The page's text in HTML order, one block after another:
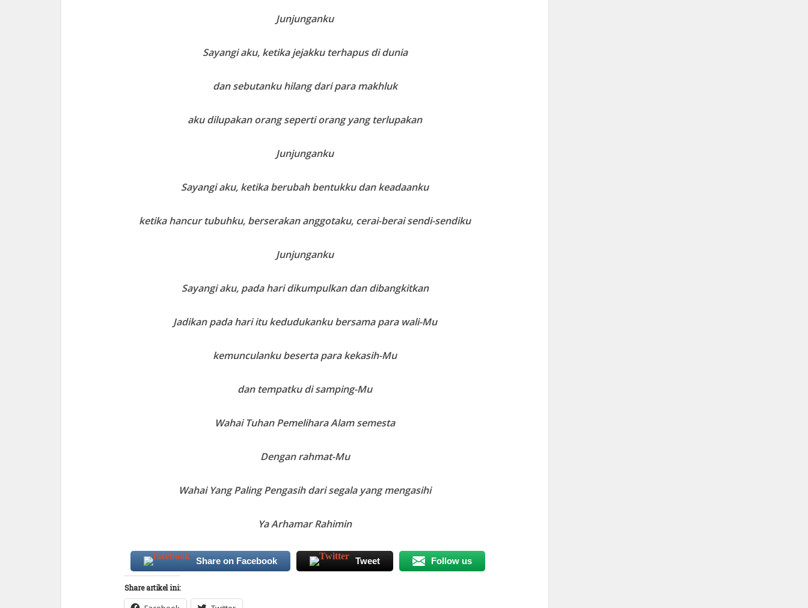
Junjunganku
Sayangi aku, ketika jejakku terhapus di dunia
dan sebutanku hilang dari para makhluk
aku dilupakan orang seperti orang yang terlupakan
Junjunganku
Sayangi aku, ketika berubah bentukku dan keadaanku
ketika hancur tubuhku, berserakan anggotaku, cerai-berai sendi-sendiku
Junjunganku
Sayangi aku, pada hari dikumpulkan dan dibangkitkan
Jadikan pada hari itu kedudukanku bersama para wali-Mu
kemunculanku beserta para kekasih-Mu
dan tempatku di samping-Mu
Wahai Tuhan Pemelihara Alam semesta
Dengan rahmat-Mu
Wahai Yang Paling Pengasih dari segala yang mengasihi
Ya Arhamar Rahimin
Share on Facebook Tweet Follow us
Share artikel ini: